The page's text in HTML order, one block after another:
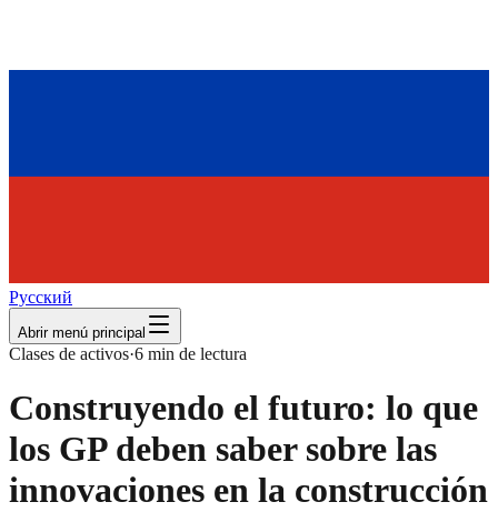
Русский
Abrir menú principal
Clases de activos·6 min de lectura
Construyendo el futuro: lo que
los GP deben saber sobre las
innovaciones en la construcción